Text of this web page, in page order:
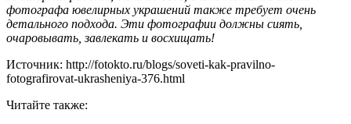
фотографа ювелирных украшений также требует очень
детального подхода. Эти фотографии должны сиять,
очаровывать, завлекать и восхищать!
Источник: http://fotokto.ru/blogs/soveti-kak-pravilno-
fotografirovat-ukrasheniya-376.html
Читайте также: